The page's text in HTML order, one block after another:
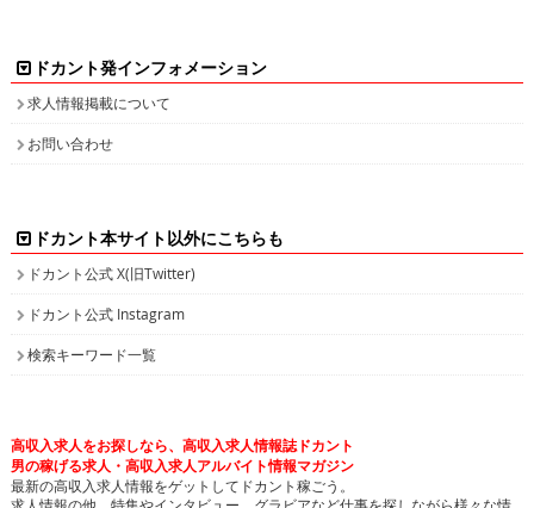
ドカント発インフォメーション
求人情報掲載について
お問い合わせ
ドカント本サイト以外にこちらも
ドカント公式 X(旧Twitter)
ドカント公式 Instagram
検索キーワード一覧
高収入求人をお探しなら、高収入求人情報誌ドカント
男の稼げる求人・高収入求人アルバイト情報マガジン
最新の高収入求人情報をゲットしてドカント稼ごう。